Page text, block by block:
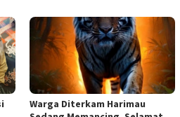
Warga Diterkam Harimau